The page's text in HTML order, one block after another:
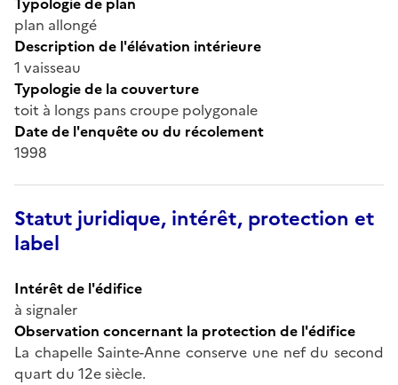
plan allongé
Description de l'élévation intérieure
1 vaisseau
Typologie de la couverture
toit à longs pans croupe polygonale
Date de l'enquête ou du récolement
1998
Statut juridique, intérêt, protection et
label
Intérêt de l'édifice
à signaler
Observation concernant la protection de l'édifice
La chapelle Sainte-Anne conserve une nef du second
quart du 12e siècle.